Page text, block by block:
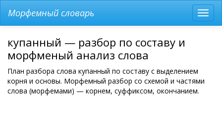
меню
Морфемный словарь
купанный — разбор по составу и
морфменый анализ слова
План разбора слова купанный по составу с выделением
корня и основы. Морфемный разбор со схемой и частями
слова (морфемами) — корнем, суффиксом, окончанием.